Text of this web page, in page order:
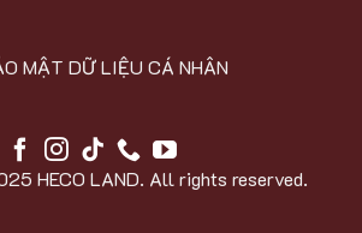
MẬT DỮ LIỆU CÁ NHÂN
HECO LAND. All rights reserved.